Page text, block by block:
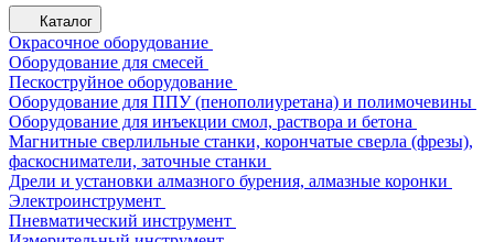
Каталог
Окрасочное оборудование
Оборудование для смесей
Пескоструйное оборудование
Оборудование для ППУ (пенополиуретана) и полимочевины
Оборудование для инъекции смол, раствора и бетона
Магнитные сверлильные станки, корончатые сверла (фрезы),
фаскосниматели, заточные станки
Дрели и установки алмазного бурения, алмазные коронки
Электроинструмент
Пневматический инструмент